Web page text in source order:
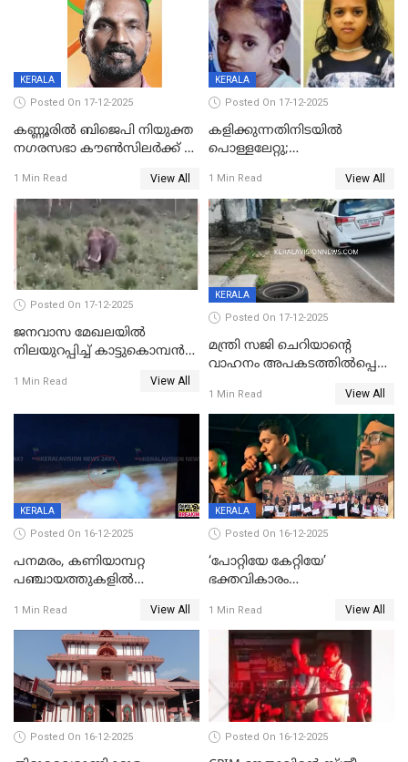
KERALA
Posted On 17-12-2025
കണ്ണൂരിൽ ബിജെപി നിയുക്ത
നഗരസഭാ കൗൺസിലർക്ക് 36
1 Min Read View All
KERALA
Posted On 17-12-2025
കളിക്കുന്നതിനിടയിൽ
പൊള്ളലേറ്റു;
ക്ലാസ് വിദ്യാർത്ഥിനി മരിച്ചു
1 Min Read View All
Posted On 17-12-2025
ജനവാസ മേഖലയില്‍
നിലയുറപ്പിച്ച് കാട്ടുകൊമ്പന്‍
1 Min Read View All
KERALA
Posted On 17-12-2025
മന്ത്രി സജി ചെറിയാന്റെ
വാഹനം അപകടത്തിൽപ്പെട്ടു;
രക്ഷപ്പെട്ടത് തലനാരിടയ്ക്ക്
1 Min Read View All
KERALA
Posted On 16-12-2025
പനമരം, കണിയാമ്പറ്റ
പഞ്ചായത്തുകളിൽ
സ്ഥാപനങ്ങൾക്ക് അവധി
1 Min Read View All
KERALA
Posted On 16-12-2025
‘പോറ്റിയേ കേറ്റിയേ’
ഭക്തവികാരം
ഡിജിപിക്ക് പരാതി; ശക്തമായ
നടപടി വേണമെന്നു
സിപിഐഎമ്മും
1 Min Read View All
Posted On 16-12-2025 Posted On 16-12-2025